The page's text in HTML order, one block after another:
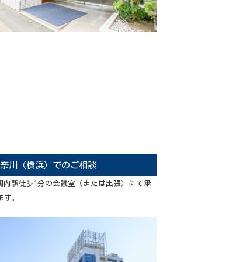
川（横浜）でのご相談
内駅徒歩1分の会議室（または出張）にて承
す。